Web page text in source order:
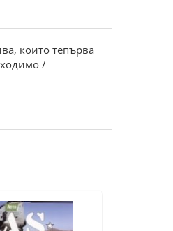
които тепърва
/